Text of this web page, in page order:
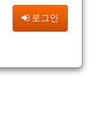
로그인